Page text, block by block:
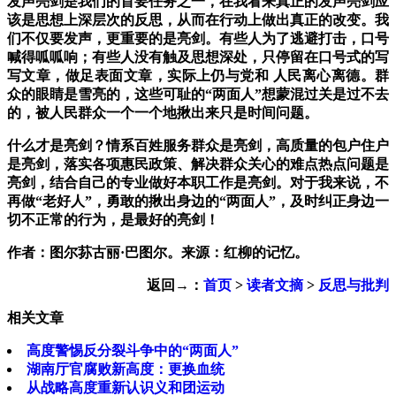
该是思想上深层次的反思，从而在行动上做出真正的改变。 我
们不仅要发声，更重要的是亮剑。有些人为了逃避打击，口号
喊得呱呱响；有些人没有触及思想深处，只停留在口号式的写
写文章，做足表面文章，实际上仍与党和 人民离心离德。群
众的眼睛是雪亮的，这些可耻的“两面人”想蒙混过关是过不去
的，被人民群众一个一个地揪出来只是时间问题。
什么才是亮剑？情系百姓服务群众是亮剑，高质量的包户住户
是亮剑，落实各项惠民政策、解决群众关心的难点热点问题是
亮剑，结合自己的专业做好本职工作是亮剑。对于我来说，不
再做“老好人”，勇敢的揪出身边的“两面人”，及时纠正身边一
切不正常的行为，是最好的亮剑！
作者：图尔荪古丽·巴图尔。来源：红柳的记忆。
返回→： 首页 > 读者文摘> 反思与批判
相关文章
高度警惕反分裂斗争中的“两面人”
湖南厅官腐败新高度：更换血统
从战略高度重新认识义和团运动